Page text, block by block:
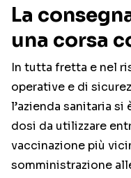
La
una corsa
In tutta fretta e nel
operative e di
l’azienda sanitaria si
dosi da utilizzare
vaccinazione più
somministrazione